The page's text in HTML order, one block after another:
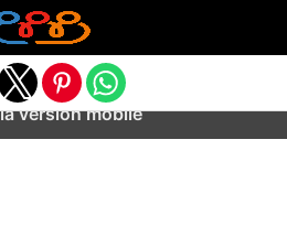
modifier '/' in
aideanxietestress.fr/
views/includes/class-bots.php
version mobile